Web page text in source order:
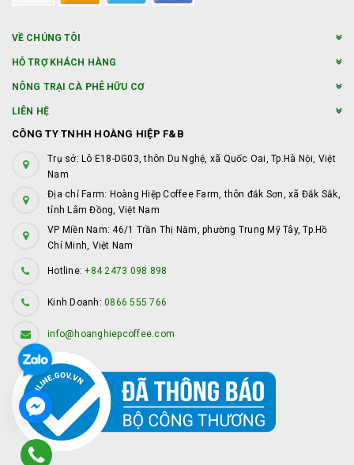
VỀ CHÚNG TÔI
HỖ TRỢ KHÁCH HÀNG
NÔNG TRẠI CÀ PHÊ HỮU CƠ
LIÊN HỆ
CÔNG TY TNHH HOÀNG HIỆP F&B
Trụ sở: Lô E18-DG03, thôn Du Nghệ, xã Quốc Oai, Tp.Hà Nội, Việt
Nam
Địa chỉ Farm: Hoàng Hiệp Coffee Farm, thôn đắk Sơn, xã Đắk Sắk,
tỉnh Lâm Đồng, Việt Nam
VP Miền Nam: 46/1 Trần Thị Năm, phường Trung Mỹ Tây, Tp.Hồ
Chí Minh, Việt Nam
Hotline:+84 2473 098 898
Kinh Doanh: 0866 555 766
info@hoanghiepcoffee.com